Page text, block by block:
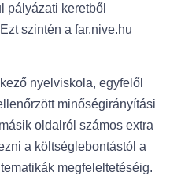
pályázati keretből
szintén a far.nive.hu
nyelviskola, egyfelől
minőségirányítási
oldalról számos extra
a költséglebontástól a
megfeleltetéséig.